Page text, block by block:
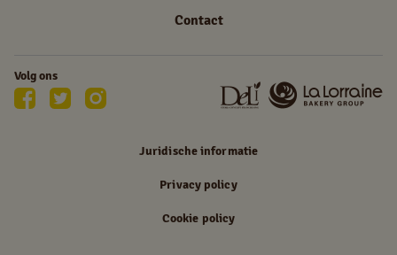
Volg ons
Contact
Juridische informatie
Privacy policy
Cookie policy